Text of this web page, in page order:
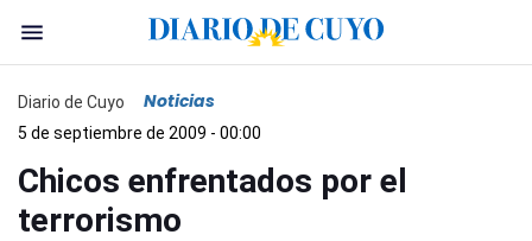
Diario de Cuyo Noticias
5 de septiembre de 2009 - 00:00
Chicos enfrentados por el
terrorismo